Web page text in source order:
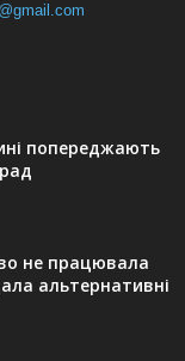
попереджають
не працювала
альтернативні